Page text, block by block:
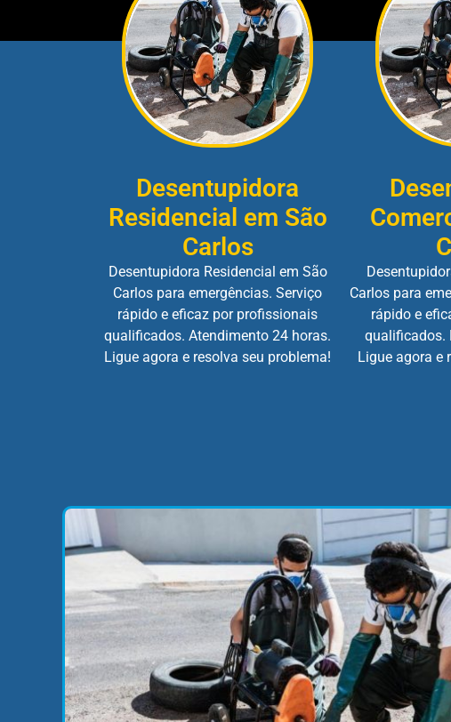
Desentupidora
Residencial em São
Carlos
Desentupidora Residencial em São
Carlos para emergências. Serviço
rápido e eficaz por profissionais
qualificados. Atendimento 24 horas.
Ligue agora e resolva seu problema!
Carlos para
rápido e
qualificados.
Ligue agora e